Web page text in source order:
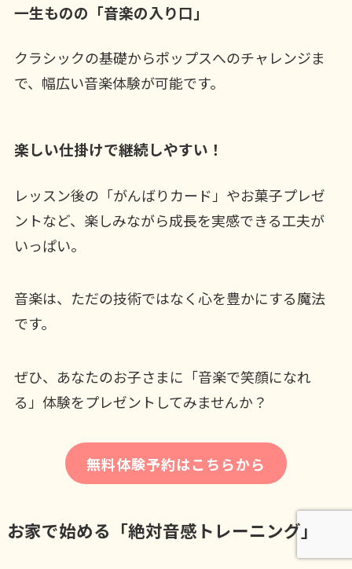
一生ものの「音楽の入り口」
クラシックの基礎からポップスへのチャレンジま
で、幅広い音楽体験が可能です。
楽しい仕掛けで継続しやすい！
レッスン後の「がんばりカード」やお菓子プレゼ
ントなど、楽しみながら成長を実感できる工夫が
いっぱい。
音楽は、ただの技術ではなく心を豊かにする魔法
です。
ぜひ、あなたのお子さまに「音楽で笑顔になれ
る」体験をプレゼントしてみませんか？
無料体験予約はこちらから
お家で始める「絶対音感トレーニング」